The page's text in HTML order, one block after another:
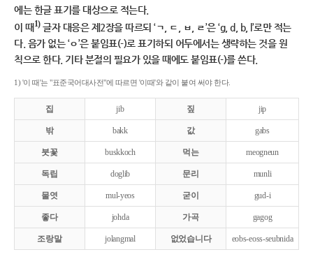
에는 한글 표기를 대상으로 적는다.
이 때1)글자 대응은 제2장을 따르되 ‘ㄱ, ㄷ, ㅂ, ㄹ’은 ‘g, d, b, l’로만 적는
다. 음가 없는 ‘ㅇ’은 붙임표(-)로 표기하되 어두에서는 생략하는 것을 원
칙으로 한다. 기타 분절의 필요가 있을 때에도 붙임표(-)를 쓴다.
1) '이 때'는 "표준국어대사전"에 따르면 '이때'와 같이 붙여 써야 한다.
집 jib 짚 jip
밖 bakk 값 gabs
붓꽃 buskkoch 먹는 meogneun
독립 doglib 문리 munli
물엿 mul-yeos 굳이 gud-i
좋다 johda 가곡 gagog
조랑말 jolangmal 없었습니다 eobs-eoss-seubnida